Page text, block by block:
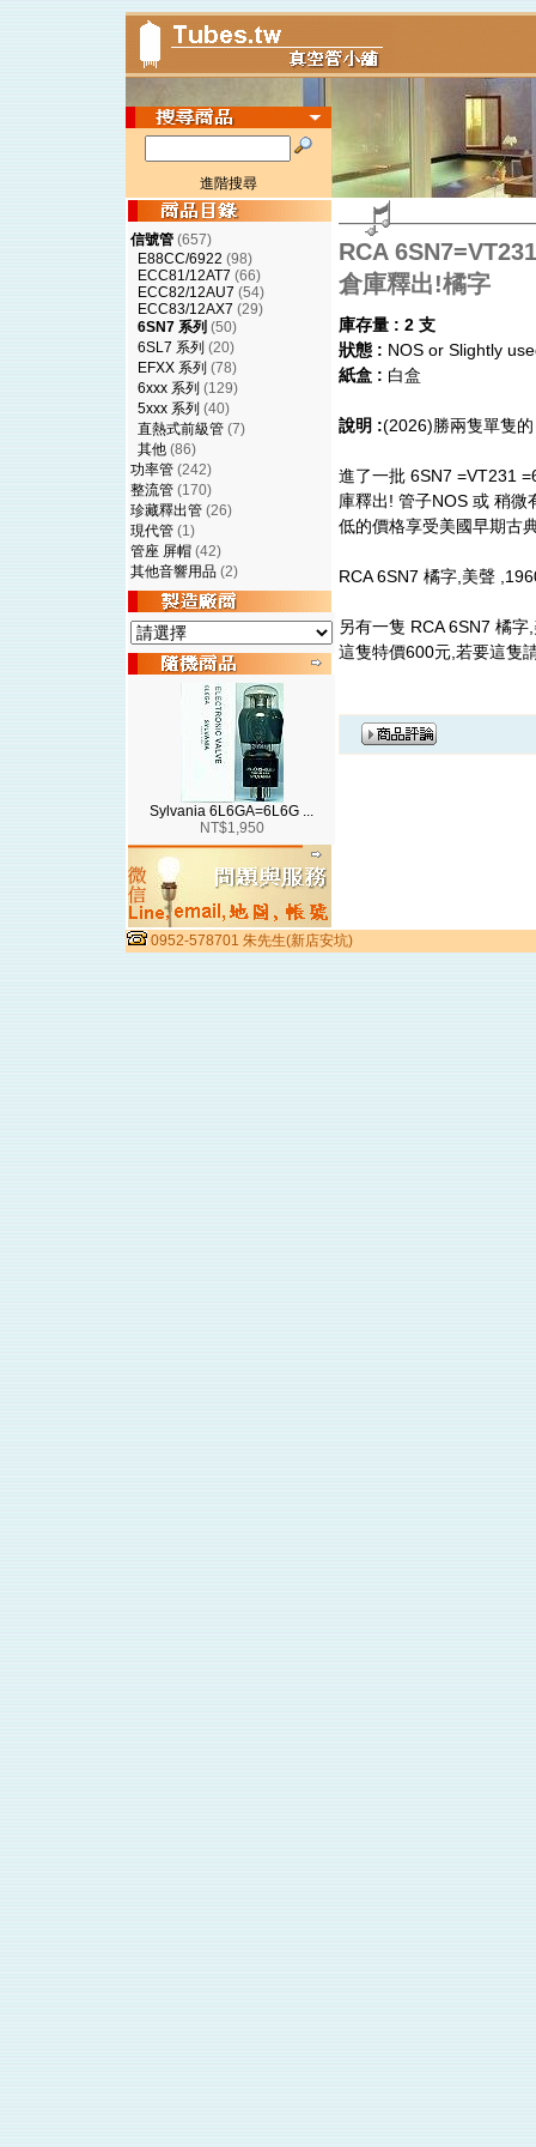
進階搜尋
信號管 (657)
E88CC/6922 (98)
ECC81/12AT7 (66)
ECC82/12AU7 (54)
ECC83/12AX7 (29)
6SN7 系列 (50)
6SL7 系列 (20)
EFXX 系列 (78)
6xxx 系列 (129)
5xxx 系列 (40)
直熱式前級管 (7)
其他 (86)
功率管 (242)
整流管 (170)
珍藏釋出管 (26)
現代管 (1)
管座 屏帽 (42)
其他音響用品 (2)
Sylvania 6L6GA=6L6G ...
NT$1,950
RCA
倉庫釋出!橘字
庫存量 : 2 支
狀態 : NOS or Slightly
紙盒 : 白盒
說明 :(2026)勝兩隻單隻
進了一批 6SN7 =VT231
庫釋出! 管子NOS 或 稍微
低的價格享受美國早期古
RCA 6SN7 橘字,美聲
另有一隻 RCA 6SN7 橘
這隻特價600元,若要這隻
0952-578701 朱先生(新店安坑)